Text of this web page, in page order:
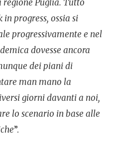
Puglia. Tutto
progress, ossia si
progressivamente e nel
dovesse ancora
dei piani di
man mano la
giorni davanti a noi,
lo scenario in base alle
”.